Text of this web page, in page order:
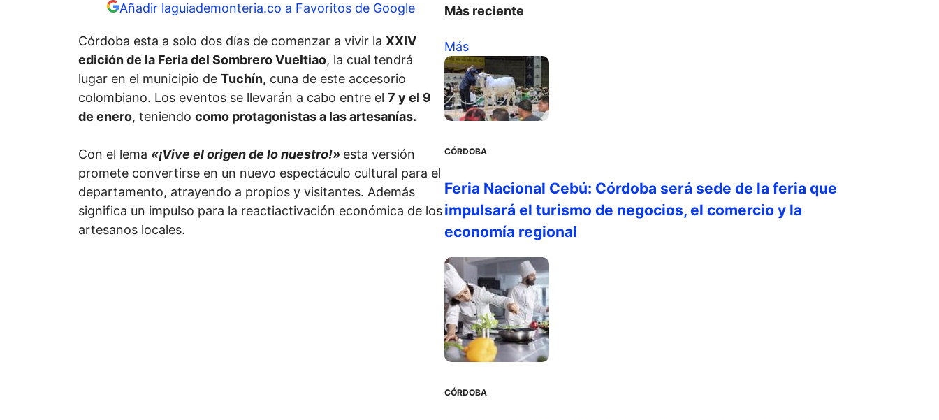
Añadir laguiademonteria.co a Favoritos de Google
Córdoba esta a solo dos días de comenzar a vivir la XXIV
edición de la Feria del Sombrero Vueltiao, la cual tendrá
lugar en el municipio de Tuchín, cuna de este accesorio
colombiano. Los eventos se llevarán a cabo entre el 7 y el 9
de enero, teniendo como protagonistas a las artesanías.
Con el lema «¡Vive el origen de lo nuestro!» esta versión
promete convertirse en un nuevo espectáculo cultural para el
departamento, atrayendo a propios y visitantes. Además
significa un impulso para la reactiactivación económica de los
artesanos locales.
Màs reciente
Más
CÓRDOBA
Feria Nacional Cebú: Córdoba será sede de la feria que
impulsará el turismo de negocios, el comercio y la
economía regional
CÓRDOBA